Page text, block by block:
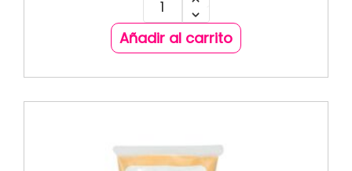
Añadir al carrito